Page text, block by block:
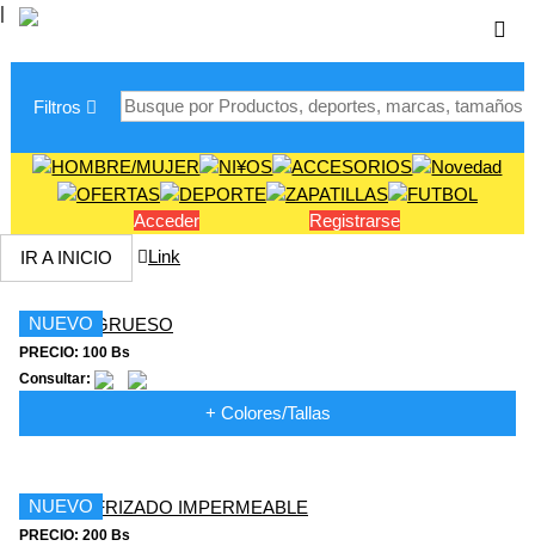
|
Filtros
Acceder
Registrarse
IR A INICIO
Link
NUEVO
PRECIO: 100 Bs
Consultar:
+ Colores/Tallas
NUEVO
PRECIO: 200 Bs